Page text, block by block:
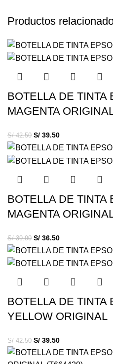
Productos
BOTELLA DE TINTA
MAGENTA
S/42.50 S/ 39.50
BOTELLA DE TINTA
MAGENTA
S/39.90 S/ 36.50
BOTELLA DE TINTA
YELLOW ORIGINAL
S/42.50 S/ 39.50